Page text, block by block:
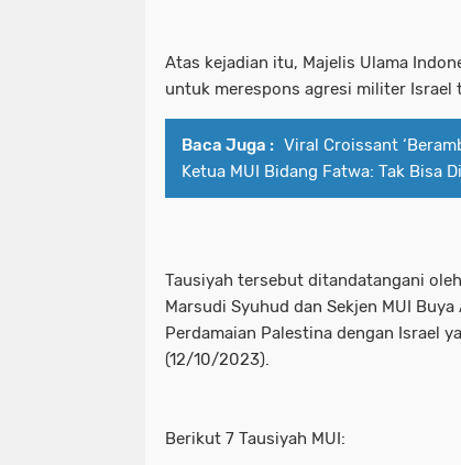
Atas kejadian itu, Majelis Ulama
untuk merespons agresi militer Israel
Baca Juga : Viral Croissant
Ketua MUI Bidang Fatwa: Tak Bisa
Tausiyah tersebut ditandatangani
Marsudi Syuhud dan Sekjen MUI
Perdamaian Palestina dengan Israel
(12/10/2023).
Berikut 7 Tausiyah MUI: